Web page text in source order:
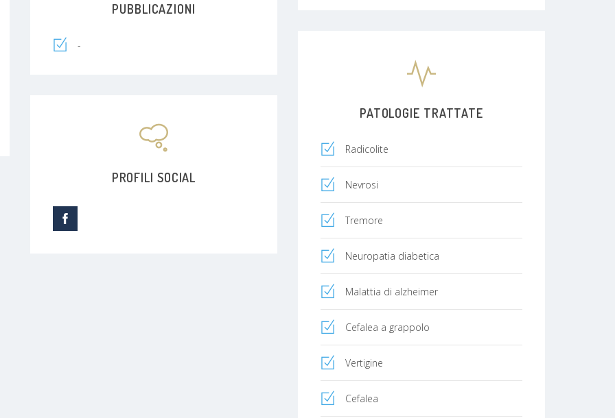
PUBBLICAZIONI
-
PATOLOGIE TRATTATE
Radicolite
Nevrosi
Tremore
Neuropatia diabetica
Malattia di alzheimer
Cefalea a grappolo
Vertigine
Cefalea
PROFILI SOCIAL